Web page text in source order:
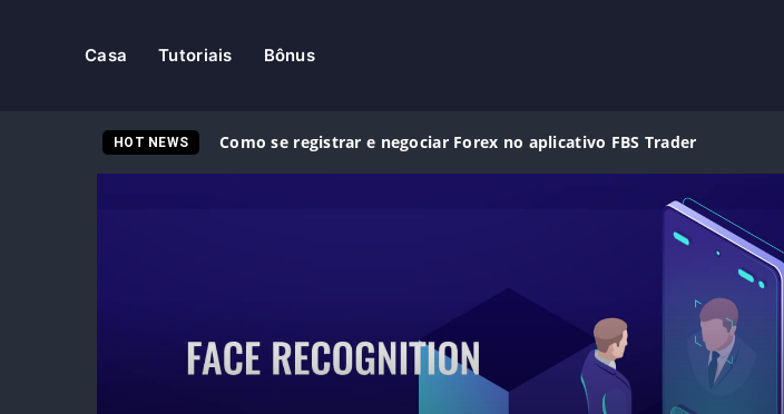
Casa Tutoriais Bônus
HOT NEWS Como se registrar e negociar Forex no aplicativo FBS Trader